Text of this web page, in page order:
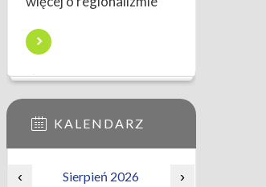
KALENDARZ
‹ Sierpień 2026 ›